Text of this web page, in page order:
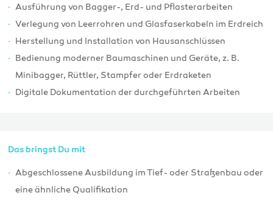
Ausführung von Bagger-, Erd- und Pflasterarbeiten
Verlegung von Leerrohren und Glasfaserkabeln im Erdreich
Herstellung und Installation von Hausanschlüssen
Bedienung moderner Baumaschinen und Geräte, z. B.
Minibagger, Rüttler, Stampfer oder Erdraketen
Digitale Dokumentation der durchgeführten Arbeiten
Das bringst Du mit
Abgeschlossene Ausbildung im Tief- oder Straßenbau oder
eine ähnliche Qualifikation